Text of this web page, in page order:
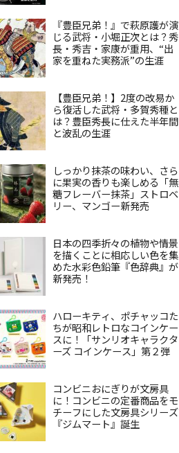
『豊臣兄弟！』で萩原護が演
じる武将・小堀正次とは？秀
長・秀吉・家康が重用、“出
家を重ねた実務派”の生涯
【豊臣兄弟！】2度の改易か
ら復活した武将・多賀秀種と
は？豊臣秀長に仕えた半年間
と波乱の生涯
しっかり抹茶の味わい、さら
に果実の香りも楽しめる「無
糖フレーバー抹茶」ストロベ
リー、マンゴー新発売
日本の四季折々の植物や情景
を描くことに相応しい色を集
めた水彩色鉛筆『色辞典』が
新発売！
ハローキティ、ポチャッコた
ちが昭和レトロなコインケー
スに！「サンリオキャラクタ
ーズ コインケース」第２弾
コンビニおにぎりが文房具
に！コンビニの定番商品をモ
チーフにした文房具シリーズ
『ジムマート』誕生